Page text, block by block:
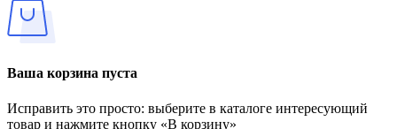
Ваша корзина пуста
Исправить это просто: выберите в каталоге интересующий
товар и нажмите кнопку «В корзину»